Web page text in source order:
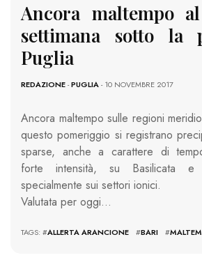
Ancora maltempo
settimana sotto la
Puglia
REDAZIONE-PUGLIA- 10 NOVEMBRE 2017
Ancora maltempo sulle regioni
questo pomeriggio si registrano
sparse, anche a carattere di
forte intensità, su Basilicata e
specialmente sui settori ionici.
Valutata per oggi…
TAGS: #ALLERTA ARANCIONE #BARI #